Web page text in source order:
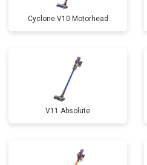
Cyclone V10 Motorhead
V11 Absolute